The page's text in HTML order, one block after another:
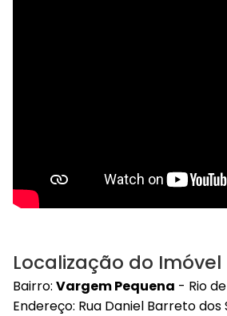
Localização do Imóvel
Bairro: Vargem Pequena - Rio
Endereço: Rua Daniel Barreto dos